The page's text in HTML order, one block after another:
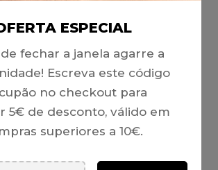
acordo com os padrões de
qualidade atuais.
ESPECIAL
fechar a janela agarre a
Escreva este código
no checkout para
5€ de desconto, válido em
superiores a 10€.